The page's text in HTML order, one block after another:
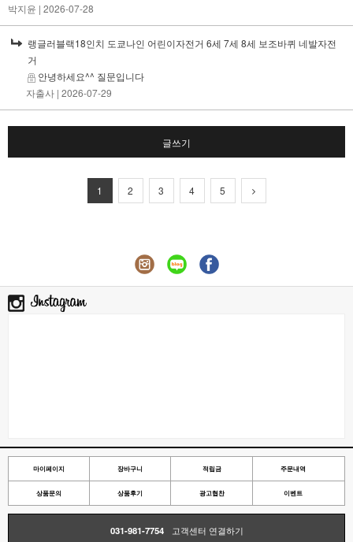
박지윤 | 2026-07-28
랭글러블랙18인치 도쿄나인 어린이자전거 6세 7세 8세 보조바퀴 네발자전
거
안녕하세요^^ 질문입니다
자출사 | 2026-07-29
글쓰기
1 2 3 4 5
마이페이지 장바구니 적립금 주문내역
상품문의 상품후기 광고협찬 이벤트
031-981-7754 고객센터 연결하기